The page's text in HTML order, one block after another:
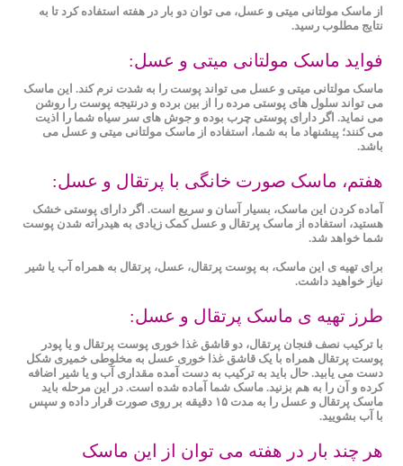
از ماسک مولتانی ‌میتی و عسل، می توان دو بار در هفته استفاده کرد تا به
نتایج مطلوب رسید.
فواید ماسک مولتانی ‌میتی و عسل:
ماسک مولتانی ‌میتی و عسل می تواند پوست را به ‌شدت نرم کند. این ماسک
می تواند سلول‌ های پوستی مرده را از بین ‌برده و درنتیجه پوست را روشن
می‌ نماید. اگر دارای پوستی چرب بوده و جوش های سر سیاه شما را اذیت
می کنند؛ پیشنهاد ما به شما، استفاده از ماسک مولتانی ‌میتی و عسل می
باشد.
هفتم، ماسک صورت خانگی با پرتقال و عسل:
آماده کردن این ماسک، بسیار آسان و سریع است. اگر دارای پوستی خشک
هستید، استفاده از ماسک پرتقال و عسل کمک زیادی به هیدراته شدن پوست
شما خواهد شد.
برای تهیه ی این ماسک، به پوست پرتقال، عسل، پرتقال به همراه آب یا شیر
نیاز خواهید داشت.
طرز تهیه ی ماسک پرتقال و عسل:
با ترکیب نصف فنجان پرتقال، دو قاشق غذا خوری پوست پرتقال و یا پودر
پوست پرتقال همراه با یک قاشق غذا خوری عسل به مخلوطی خمیری شکل
دست می یابید. حال باید به ترکیب به دست آمده مقداری آب و یا شیر اضافه
کرده و آن را به هم بزنید. ماسک شما آماده شده است. در این مرحله باید
ماسک پرتقال و عسل را به مدت ۱۵ دقیقه بر روی صورت قرار داده و سپس
با آب بشویید.
هر چند بار در هفته می توان از این ماسک